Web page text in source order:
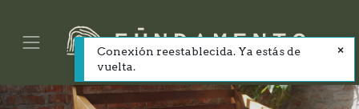
Conexión reestablecida. Ya estás de
vuelta.